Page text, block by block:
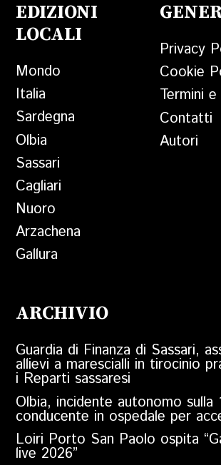
EDIZIONI
LOCALI
Mondo
Italia
Sardegna
Olbia
Sassari
Cagliari
Nuoro
Arzachena
Gallura
Privacy
Cookie
Termini
Contatti
Autori
ARCHIVIO
Guardia di Finanza di Sassari,
allievi a marescialli in tirocinio
i Reparti sassaresi
Olbia, incidente autonomo sulla
conducente in ospedale per
Loiri Porto San Paolo ospita
live 2026”